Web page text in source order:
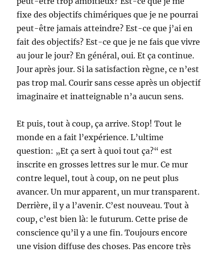
fixe des objectifs chimériques que je ne pourrai
peut-être jamais atteindre? Est-ce que j’ai en
fait des objectifs? Est-ce que je ne fais que vivre
au jour le jour? En général, oui. Et ça continue.
Jour après jour. Si la satisfaction règne, ce n’est
pas trop mal. Courir sans cesse après un objectif
imaginaire et inatteignable n’a aucun sens.
Et puis, tout à coup, ça arrive. Stop! Tout le
monde en a fait l’expérience. L’ultime
question: „Et ça sert à quoi tout ça?“ est
inscrite en grosses lettres sur le mur. Ce mur
contre lequel, tout à coup, on ne peut plus
avancer. Un mur apparent, un mur transparent.
Derrière, il y a l’avenir. C’est nouveau. Tout à
coup, c’est bien là: le futurum. Cette prise de
conscience qu’il y a une fin. Toujours encore
une vision diffuse des choses. Pas encore très